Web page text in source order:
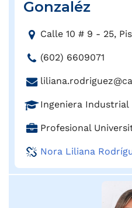
o
Gonzaléz
D
e
c
c
ó
n
Calle 10 # 9 - 25,
T
é
f
o
o
:
(602) 6609071
C
r
r
e
o
e
l
P
o
f
e
s
Ingeniera Industrial
C
r
g
Profesional
Nora Liliana